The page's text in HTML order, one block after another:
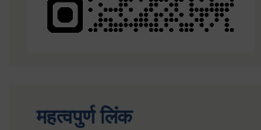
महत्वपुर्ण लिंक